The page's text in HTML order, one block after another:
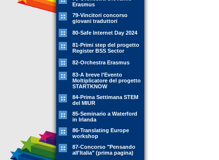
Erasmus
79-Vincitori concorso
giovani traduttori
80-Safe Internet Day 2024
81-Primi step del progetto
Register BSS Sector
82-Orchestra Erasmus
83-A breve l'Evento
Moltiplicatore del progetto
STARTKNOW
84-Prima Settimana STEM
del MIUR
85-Seminario a Waterford
in Irlanda
86-Translating Europe
workshop
87-Concorso "Pensando
all'Italia" (prima pagina)